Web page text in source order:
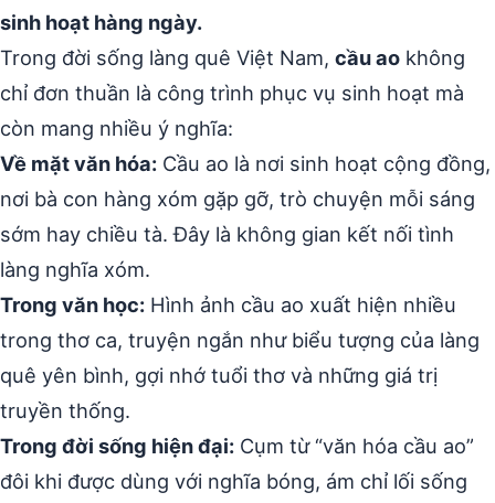
sinh hoạt hàng ngày.
Trong đời sống làng quê Việt Nam, cầu ao không
chỉ đơn thuần là công trình phục vụ sinh hoạt mà
còn mang nhiều ý nghĩa:
Về mặt văn hóa: Cầu ao là nơi sinh hoạt cộng đồng,
nơi bà con hàng xóm gặp gỡ, trò chuyện mỗi sáng
sớm hay chiều tà. Đây là không gian kết nối tình
làng nghĩa xóm.
Trong văn học: Hình ảnh cầu ao xuất hiện nhiều
trong thơ ca, truyện ngắn như biểu tượng của làng
quê yên bình, gợi nhớ tuổi thơ và những giá trị
truyền thống.
Trong đời sống hiện đại: Cụm từ “văn hóa cầu ao”
đôi khi được dùng với nghĩa bóng, ám chỉ lối sống